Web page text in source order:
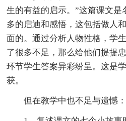
生的有益的启示。”这篇课文是
多的启迪和感悟，这包括做人
面的。通过分析人物性格，学
了很多不足，那么给他们提提
环节学生答案异彩纷呈。这是
获。
但在教学中也不足与遗憾：